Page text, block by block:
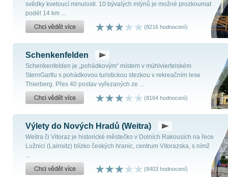
svědky kvetoucí minulosti. 10 bývalých mlýnů je možné prozkoumat
podél 14 km ...
(8216 hodnocení)
Schenkenfelden
Schenkenfelden je „pohádkovým“ místem v mühlviertelském
SternGartlu s pohádkovou turistickou stezkou v rekreačním lese
Thierberg. Přes 40 postav vyřezaných ze ...
(8164 hodnocení)
Výlety do Nových Hradů (Weitra)
Weitra či Vitoraz je historické městečko v Dolních Rakousích na řece
Lužnici (Lainsitz) blízko českých hranic, centrum Vitorazska, s nímž
...
(8403 hodnocení)